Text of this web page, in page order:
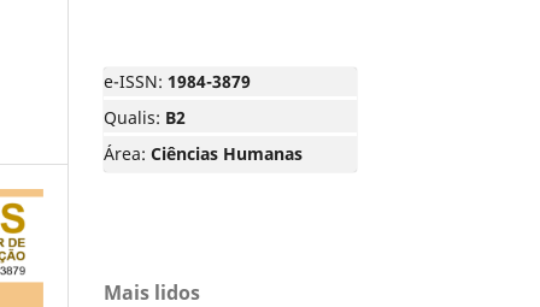
e-ISSN: 1984-3879
Qualis: B2
Área: Ciências Humanas
Mais lidos